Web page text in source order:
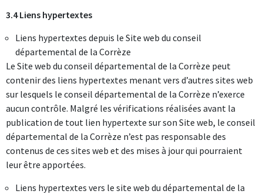
3.4 Liens hypertextes
Liens hypertextes depuis le Site web du conseil
départemental de la Corrèze
Le Site web du conseil départemental de la Corrèze peut
contenir des liens hypertextes menant vers d’autres sites web
sur lesquels le conseil départemental de la Corrèze n’exerce
aucun contrôle. Malgré les vérifications réalisées avant la
publication de tout lien hypertexte sur son Site web, le conseil
départemental de la Corrèze n’est pas responsable des
contenus de ces sites web et des mises à jour qui pourraient
leur être apportées.
Liens hypertextes vers le site web du départemental de la